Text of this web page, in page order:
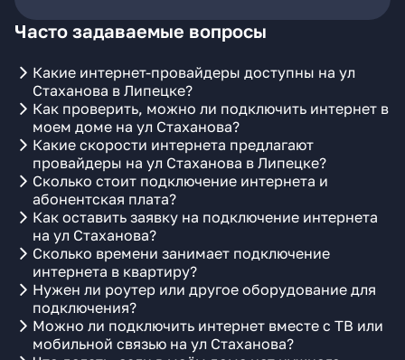
Часто задаваемые вопросы
Какие интернет-провайдеры доступны на ул
Стаханова в Липецке?
Как проверить, можно ли подключить интернет в
моем доме на ул Стаханова?
Какие скорости интернета предлагают
провайдеры на ул Стаханова в Липецке?
Сколько стоит подключение интернета и
абонентская плата?
Как оставить заявку на подключение интернета
на ул Стаханова?
Сколько времени занимает подключение
интернета в квартиру?
Нужен ли роутер или другое оборудование для
подключения?
Можно ли подключить интернет вместе с ТВ или
мобильной связью на ул Стаханова?